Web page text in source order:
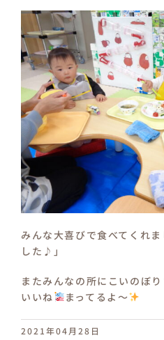
みんな大喜びで食べてくれま
した♪」
またみんなの所にこいのぼ
いいね
まってるよ～
2021年04月28日